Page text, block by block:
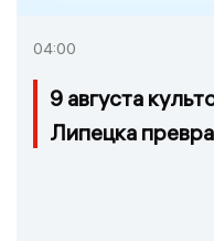
04:00
9 августа
Липецка